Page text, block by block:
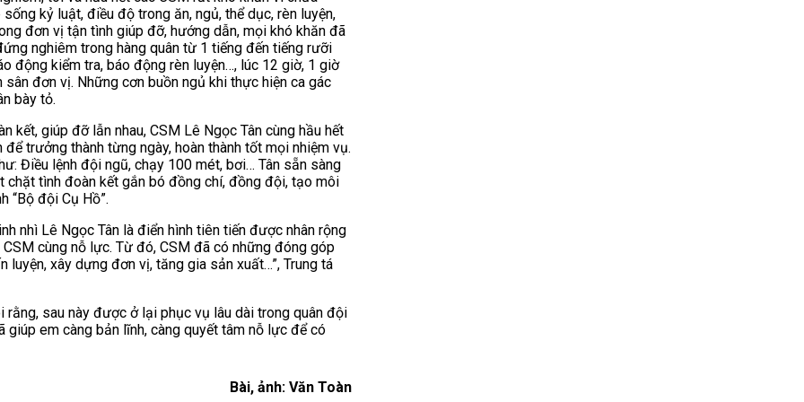
kỷ luật, điều độ trong ăn, ngủ, thể dục, rèn luyện,
đơn vị tận tình giúp đỡ, hướng dẫn, mọi khó khăn đã
nghiêm trong hàng quân từ 1 tiếng đến tiếng rưỡi
động kiểm tra, báo động rèn luyện…, lúc 12 giờ, 1 giờ
đơn vị. Những cơn buồn ngủ khi thực hiện ca gác
bày tỏ.
kết, giúp đỡ lẫn nhau, CSM Lê Ngọc Tân cùng hầu hết
trưởng thành từng ngày, hoàn thành tốt mọi nhiệm vụ.
Điều lệnh đội ngũ, chạy 100 mét, bơi… Tân sẵn sàng
tình đoàn kết gắn bó đồng chí, đồng đội, tạo môi
“Bộ đội Cụ Hồ”.
nhì Lê Ngọc Tân là điển hình tiên tiến được nhân rộng
cùng nỗ lực. Từ đó, CSM đã có những đóng góp
luyện, xây dựng đơn vị, tăng gia sản xuất…”, Trung tá
rằng, sau này được ở lại phục vụ lâu dài trong quân đội
em càng bản lĩnh, càng quyết tâm nỗ lực để có
Bài, ảnh: Văn Toàn